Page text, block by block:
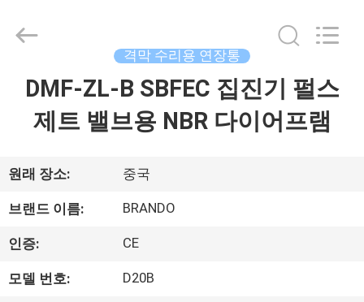
품
우
리
2016
Hardware
격막 수리용 연장통
DMF-ZL-B SBFEC 집진기 펄스
제트 밸브용 NBR 다이어프램
원래 장소: 중국
브랜드 이름: BRANDO
인증: CE
모델 번호: D20B